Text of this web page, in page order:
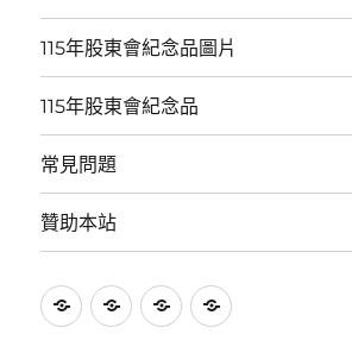
115年股東會紀念品圖片
115年股東會紀念品
常見問題
贊助本站
115
115
常
贊